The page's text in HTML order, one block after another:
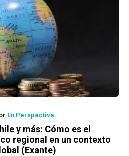
En Perspectiva
y más: Cómo es el
regional en un contexto
(Exante)